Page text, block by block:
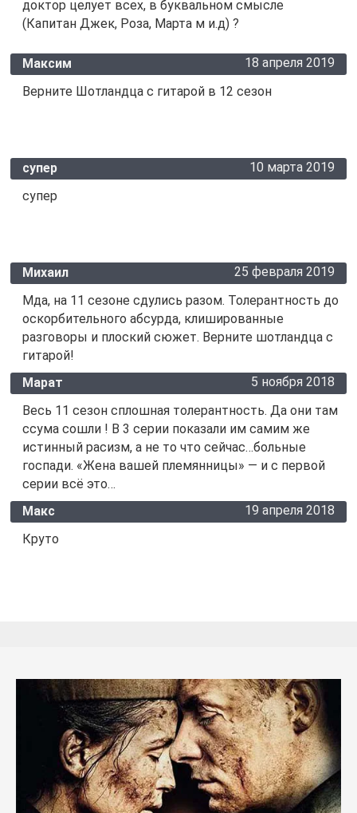
доктор целует всех, в буквальном смысле
(Капитан Джек, Роза, Марта м и.д) ?
Максим
18 апреля 2019
Верните Шотландца с гитарой в 12 сезон
супер
10 марта 2019
супер
Михаил
25 февраля 2019
Мда, на 11 сезоне сдулись разом. Толерантность до
оскорбительного абсурда, клишированные
разговоры и плоский сюжет. Верните шотландца с
гитарой!
Марат
5 ноября 2018
Весь 11 сезон сплошная толерантность. Да они там
ссума сошли ! В 3 серии показали им самим же
истинный расизм, а не то что сейчас…больные
госпади. «Жена вашей племянницы» — и с первой
серии всё это…
Макс
19 апреля 2018
Круто